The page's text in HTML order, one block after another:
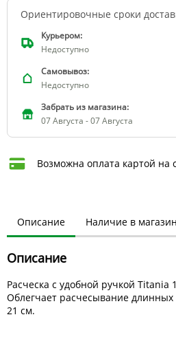
Ориентировочные сроки
Курьером:
Недоступно
Самовывоз:
Недоступно
Забрать из магазина:
07 Августа - 07 Августа
Возможна оплата картой на
Описание Наличие в
Описание
Расческа с удобной ручкой Titania
Облегчает расчесывание длинных
21 см.